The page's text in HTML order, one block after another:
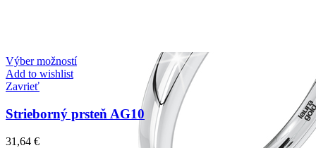
Výber možností
Add to wishlist
Zavrieť
Strieborný prsteň AG10
31,64 €